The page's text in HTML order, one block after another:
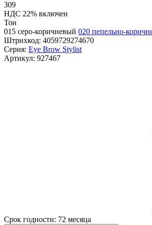
309
НДС 22% включен
Тон
015 серо-коричневый 020 пепельно-
Штрихкод: 4059729274670
Серия: Eye Brow Stylist
Артикул: 927467
Срок годности: 72 месяца